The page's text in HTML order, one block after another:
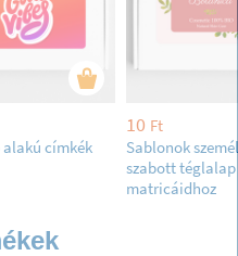
címkék
10 Ft
Sablonok
szabott
matricáidhoz